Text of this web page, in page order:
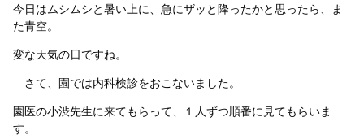
今日はムシムシと暑い上に、急にザッと降ったかと思ったら、ま
た青空。
変な天気の日ですね。
さて、園では内科検診をおこないました。
園医の小渋先生に来てもらって、１人ずつ順番に見てもらいま
す。